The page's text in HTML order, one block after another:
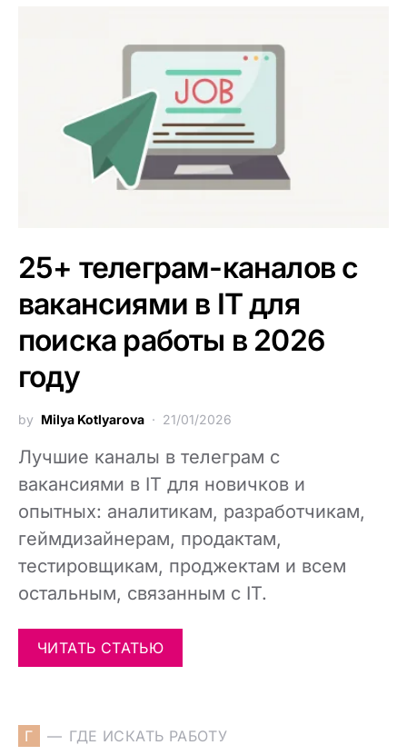
25+ телеграм-каналов с
вакансиями в IT для
поиска работы в 2026
году
by Milya Kotlyarova 21/01/2026
Лучшие каналы в телеграм с
вакансиями в IT для новичков и
опытных: аналитикам, разработчикам,
геймдизайнерам, продактам,
тестировщикам, проджектам и всем
остальным, связанным с IT.
ЧИТАТЬ СТАТЬЮ
Г ГДЕ ИСКАТЬ РАБОТУ